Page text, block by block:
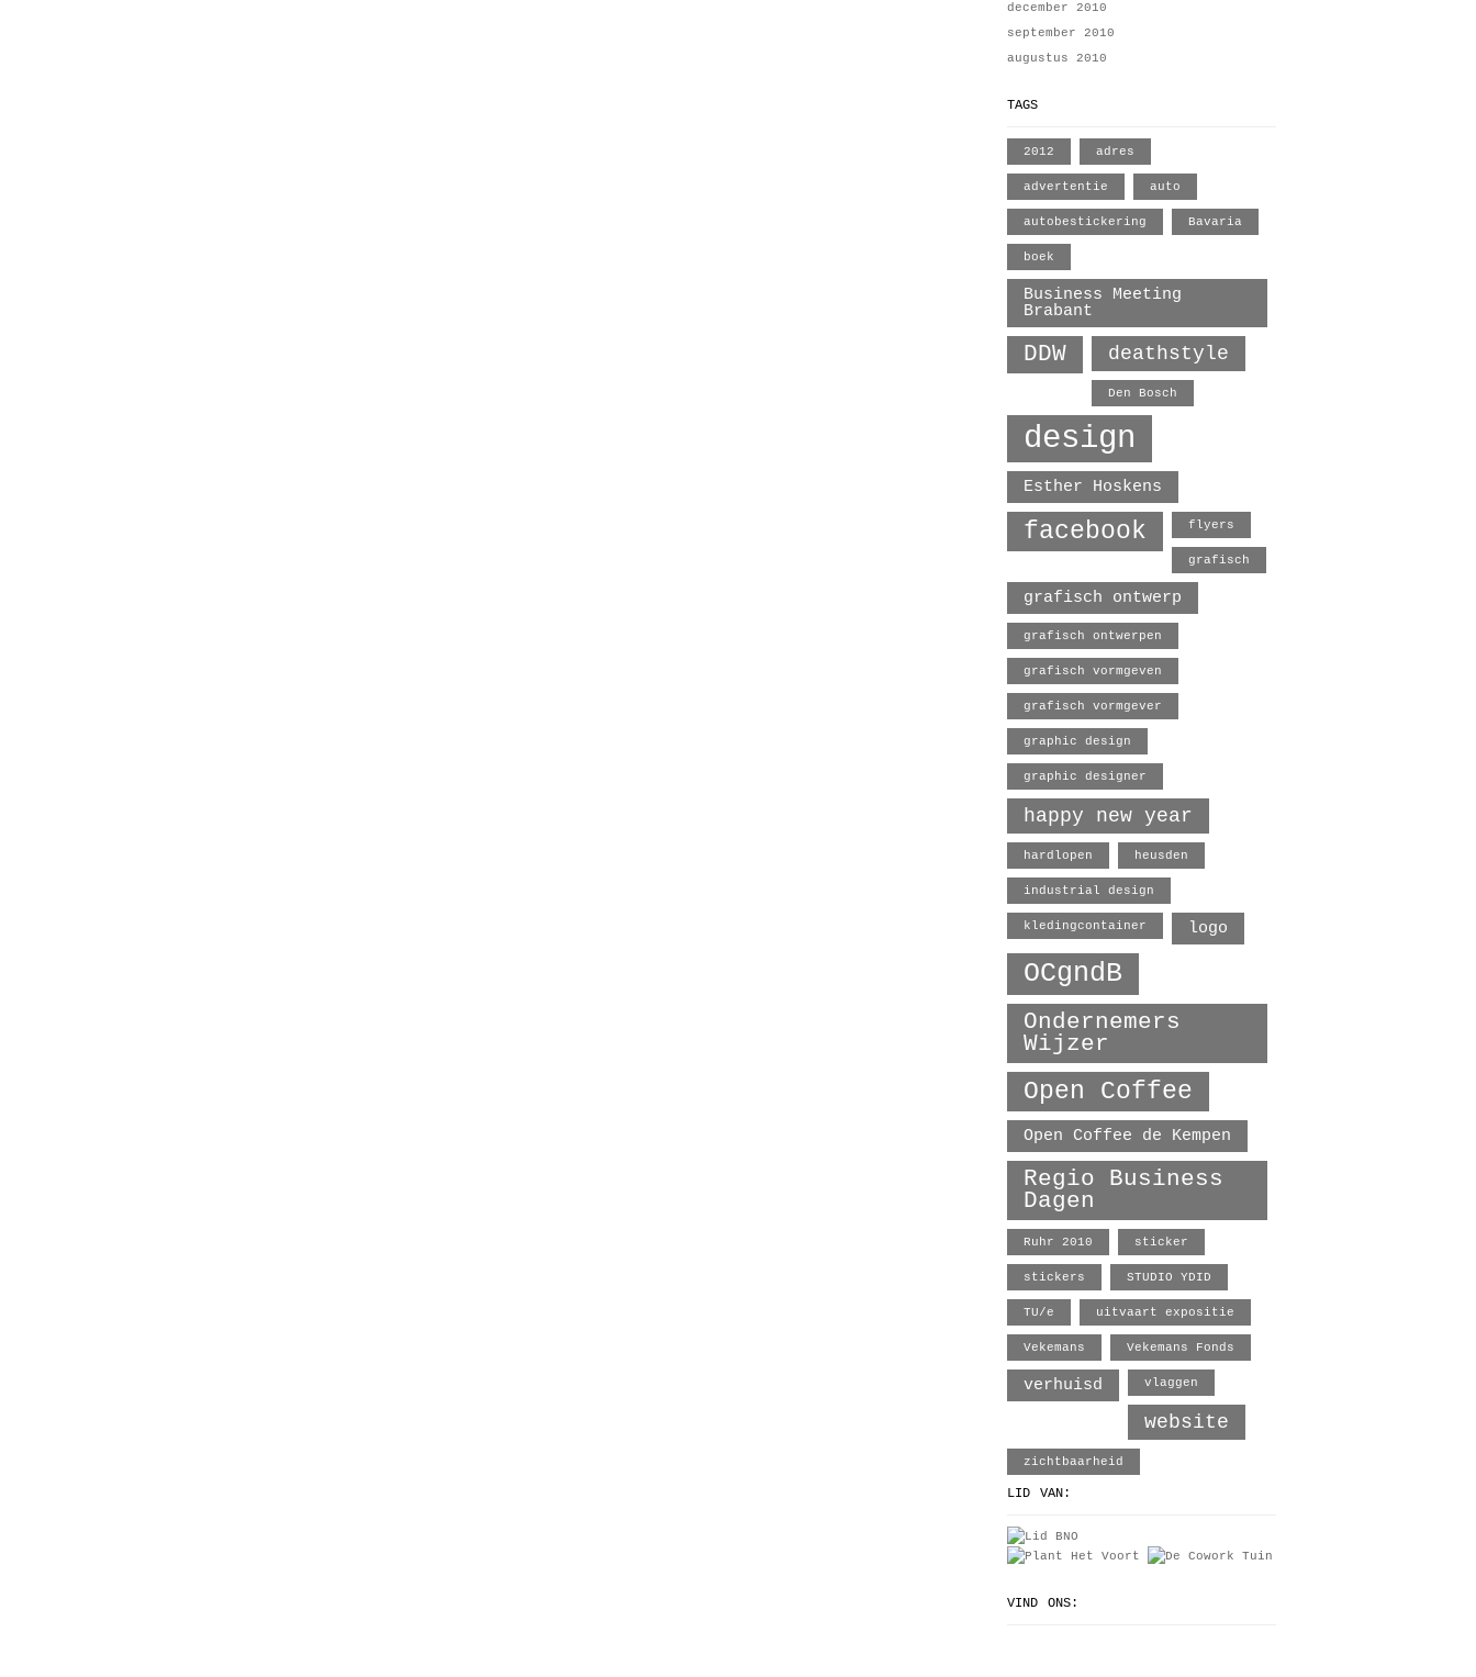
december 2010
september 2010
augustus 2010
TAGS
2012 adres
advertentie auto
autobestickering Bavaria
boek
Business Meeting
Brabant
DDW deathstyle
Den Bosch
design
Esther Hoskens
facebook flyers
grafisch
grafisch ontwerp
grafisch ontwerpen
grafisch vormgeven
grafisch vormgever
graphic design
graphic designer
happy new year
hardlopen heusden
industrial design
kledingcontainer logo
OCgndB
Ondernemers
Wijzer
Open Coffee
Open Coffee de Kempen
Regio Business
Dagen
Ruhr 2010 sticker
stickers STUDIO YDID
TU/e uitvaart expositie
Vekemans Vekemans Fonds
verhuisd vlaggen
website
zichtbaarheid
LID VAN:
VIND ONS: